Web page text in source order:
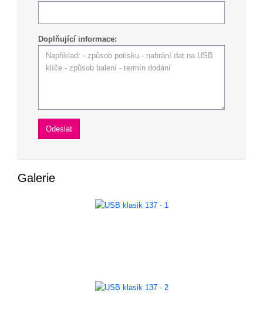
Doplňující informace:
Galerie